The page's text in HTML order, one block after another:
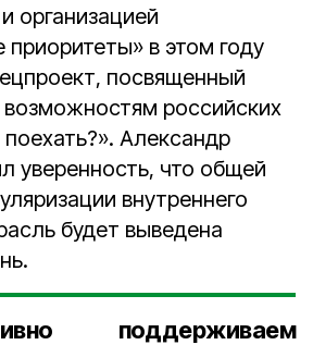
организацией
в этом году
посвященный
возможностям российских
поехать?». Александр
уверенность, что общей
внутреннего
будет выведена
поддерживаем